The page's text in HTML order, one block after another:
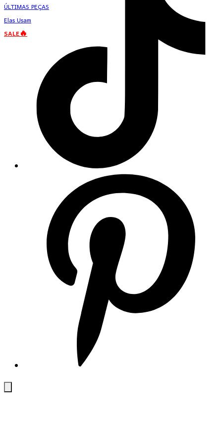
ÚLTIMAS PEÇAS
Elas Usam
SALE🔥